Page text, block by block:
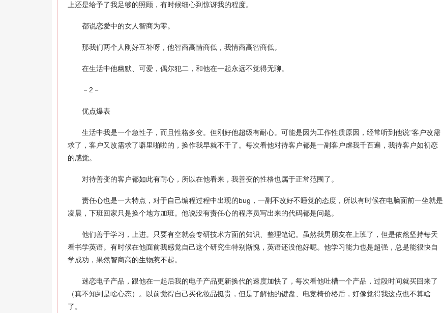
上还是给予了我足够的照顾，有时候细心到惊讶我的程度。
都说恋爱中的女人智商为零。
那我们两个人刚好互补呀，他智商高情商低，我情商高智商低。
在生活中他幽默、可爱，偶尔犯二，和他在一起永远不觉得无聊。
－2－
优点爆表
生活中我是一个急性子，而且性格多变。但刚好他超级有耐心。可能是因为工作性质原因，经常听到他说“客户改需
求了，客户又改需求了噼里啪啦的，换作我早就不干了。每次看他对待客户都是一副客户虐我千百遍，我待客户如初恋
的感觉。
对待善变的客户都如此有耐心，所以在他看来，我善变的性格也属于正常范围了。
责任心也是一大特点，对于自己编程过程中出现的bug，一副不改好不睡觉的态度，所以有时候在电脑面前一坐就是
凌晨，下班回家只是换个地方加班。他说没有责任心的程序员写出来的代码都是问题。
他们善于学习，上进。只要有空就会专研技术方面的知识、整理笔记。虽然我男朋友在上班了，但是依然坚持每天
看书学英语。有时候在他面前我感觉自己这个研究生特别惭愧，英语还没他好呢。他学习能力也是超强，总是能很快自
学成功，果然智商高的生物惹不起。
迷恋电子产品，跟他在一起后我的电子产品更新换代的速度加快了，每次看他吐槽一个产品，过段时间就买回来了
（真不知到是啥心态）。以前觉得自己买化妆品挺贵，但是了解他的键盘、电竞椅价格后，好像觉得我这点也不算啥
了。